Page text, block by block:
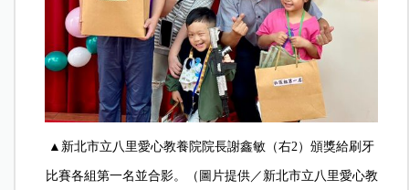
▲新北市立八里愛心教養院院長謝鑫敏（右2）頒獎給刷牙
比賽各組第一名並合影。（圖片提供／新北市立八里愛心教